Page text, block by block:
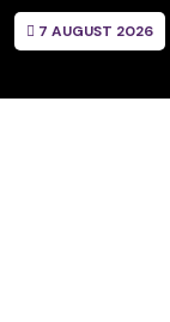
7 AUGUST 2026